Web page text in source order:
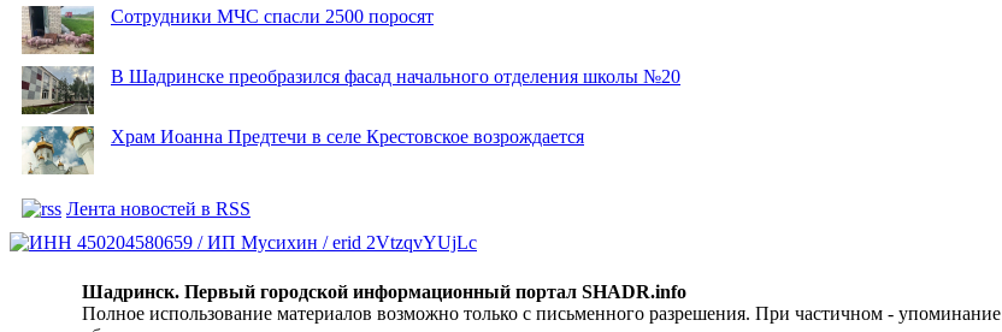
Сотрудники МЧС спасли 2500 поросят
В Шадринске преобразился фасад начального отделения школы №20
Храм Иоанна Предтечи в селе Крестовское возрождается
Лента новостей в RSS
Шадринск. Первый городской информационный портал SHADR.info
Полное использование материалов возможно только с письменного разрешения. При частичном - упоминание